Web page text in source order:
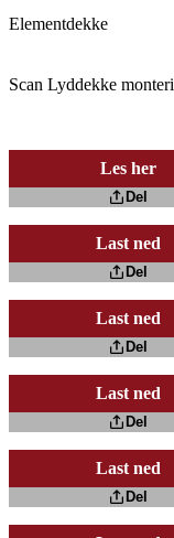
Elementdekke
Scan Lyddekke
Les her
Del
Last ned
Del
Last ned
Del
Last ned
Del
Last ned
Del